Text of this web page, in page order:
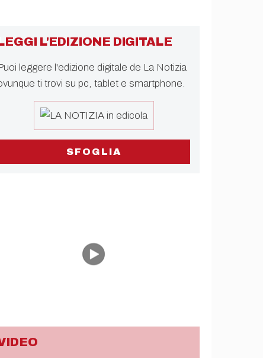
L'EDIZIONE DIGITALE
leggere l'edizione digitale de La Notizia
ti trovi su pc, tablet e smartphone.
SFOGLIA